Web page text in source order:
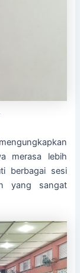
merasa lebih
berbagai sesi
yang sangat